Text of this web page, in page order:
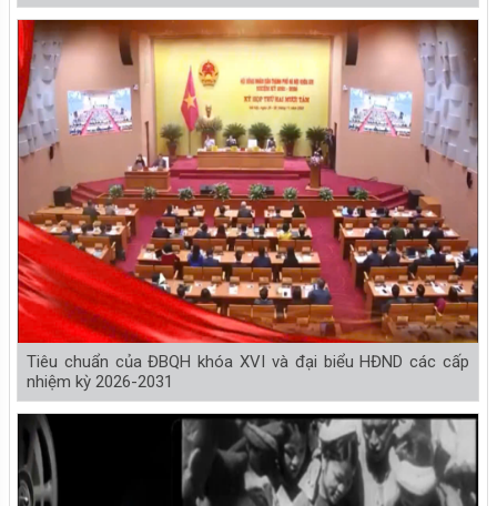
Tiêu chuẩn của ĐBQH khóa XVI và đại biểu HĐND các cấp
nhiệm kỳ 2026-2031